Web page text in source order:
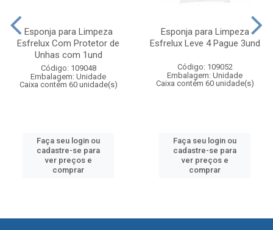
Esponja para Limpeza
Esfrelux Com Protetor de
Unhas com 1und
Código: 109048
Embalagem: Unidade
Caixa contém 60 unidade(s)
Faça seu login ou
cadastre-se para
ver preços e
comprar
Esponja para Limpeza
Esfrelux Leve 4 Pague 3und
Código: 109052
Embalagem: Unidade
Caixa contém 60 unidade(s)
Faça seu login ou
cadastre-se para
ver preços e
comprar